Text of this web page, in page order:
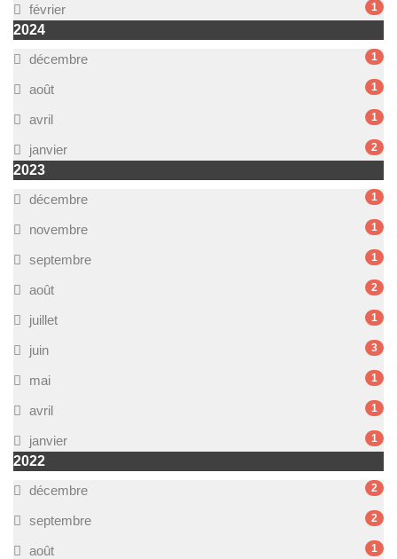
février 1
2024
décembre
1
août 1
avril 1
janvier 2
2023
décembre
1
novembre 1
septembre 1
août 2
juillet 1
juin 3
mai 1
avril 1
janvier 1
2022
décembre
2
septembre 2
août 1